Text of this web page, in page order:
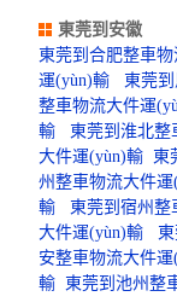
東莞到安徽
東莞到合肥整車
運(yùn)輸
東莞
整車物流大件運
輸
東莞到淮北整
大件運(yùn)輸 東
州整車物流大件運
輸
東莞到宿州整
大件運(yùn)輸
安整車物流大件運
輸 東莞到池州整